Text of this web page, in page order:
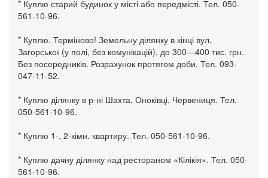
* Куплю старий будинок у місті або передмісті. Тел. 050-
561-10-96.
* Куплю. Терміново! Земельну ділянку в кінці вул.
Загорської (у полі, без комунікацій), до 300—400 тис. грн.
Без посередників. Розрахунок протягом доби. Тел. 093-
047-11-52.
* Куплю ділянку в р-ні Шахта, Оноківці, Червениця. Тел.
050-561-10-96.
* Куплю 1-, 2-кімн. квартиру. Тел. 050-561-10-96.
* Куплю дачну ділянку над рестораном «Кілікія». Тел. 050-
561-10-96.